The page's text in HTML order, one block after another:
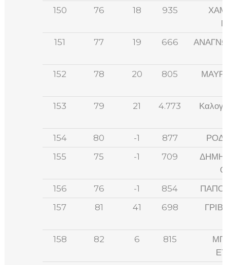
150
76 18 935
151
77 19 666
152 78 20 805
153 79 21 4.773
154
80 -1 877
155
75 -1 709
156
76 -1 854
157
81 41 698
158 82 6 815